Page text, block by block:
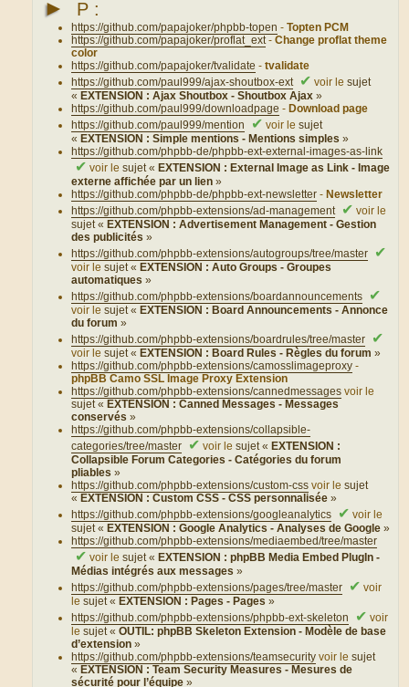
► P :
https://github.com/papajoker/phpbb-topen -Topten PCM
https://github.com/papajoker/proflat_ext-Change proflat theme
color
https://github.com/papajoker/tvalidate -tvalidate
https://github.com/paul999/ajax-shoutbox-ext
✔ voir lesujet
« EXTENSION : Ajax Shoutbox - Shoutbox Ajax»
https://github.com/paul999/downloadpage - Download page
https://github.com/paul999/mention
✔ voir lesujet
« EXTENSION : Simple mentions - Mentions simples»
https://github.com/phpbb-de/phpbb-ext-external-images-as-link
✔ voir lesujet « EXTENSION : External Image as Link - Image
externe affichée par un lien»
https://github.com/phpbb-de/phpbb-ext-newsletter - Newsletter
https://github.com/phpbb-extensions/ad-management
✔ voir le
sujet « EXTENSION : Advertisement Management - Gestion
des publicités»
https://github.com/phpbb-extensions/autogroups/tree/master
✔
voir lesujet « EXTENSION : Auto Groups - Groupes
automatiques»
https://github.com/phpbb-extensions/boardannouncements
✔
voir lesujet « EXTENSION : Board Announcements - Annonce
du forum»
https://github.com/phpbb-extensions/boardrules/tree/master
✔
voir lesujet « EXTENSION : Board Rules - Règles du forum»
https://github.com/phpbb-extensions/camosslimageproxy -
phpBB Camo SSL Image Proxy Extension
https://github.com/phpbb-extensions/cannedmessages voir le
sujet « EXTENSION : Canned Messages - Messages
conservés»
https://github.com/phpbb-extensions/collapsible-
categories/tree/master
✔ voir lesujet « EXTENSION :
Collapsible Forum Categories - Catégories du forum
pliables»
https://github.com/phpbb-extensions/custom-css voir lesujet
« EXTENSION : Custom CSS - CSS personnalisée»
https://github.com/phpbb-extensions/googleanalytics
✔ voir le
sujet « EXTENSION : Google Analytics - Analyses de Google»
https://github.com/phpbb-extensions/mediaembed/tree/master
✔ voir lesujet « EXTENSION : phpBB Media Embed PlugIn -
Médias intégrés aux messages»
https://github.com/phpbb-extensions/pages/tree/master
✔ voir
lesujet « EXTENSION : Pages - Pages»
https://github.com/phpbb-extensions/phpbb-ext-skeleton
✔ voir
lesujet « OUTIL: phpBB Skeleton Extension - Modèle de base
d’extension»
https://github.com/phpbb-extensions/teamsecurity voir lesujet
« EXTENSION : Team Security Measures - Mesures de
sécurité pour l’équipe»